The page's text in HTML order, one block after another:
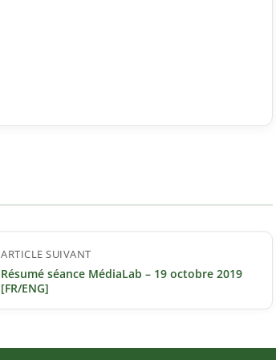
ARTICLE SUIVANT
Résumé séance MédiaLab – 19 octobre 2019
[FR/ENG]